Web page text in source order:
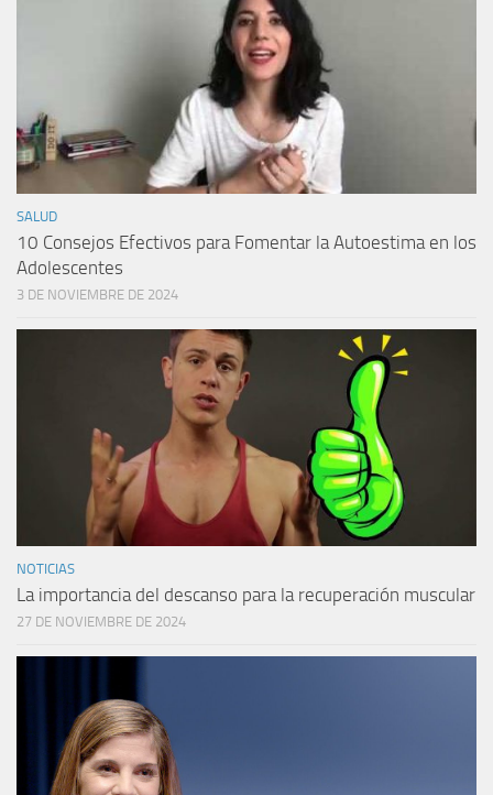
SALUD
10 Consejos Efectivos para Fomentar la Autoestima en los
Adolescentes
3 DE NOVIEMBRE DE 2024
NOTICIAS
La importancia del descanso para la recuperación muscular
27 DE NOVIEMBRE DE 2024